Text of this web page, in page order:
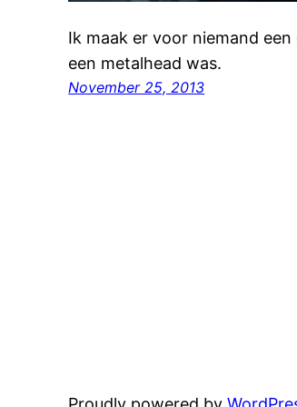
Ik maak er voor niemand
een metalhead was.
November 25, 2013